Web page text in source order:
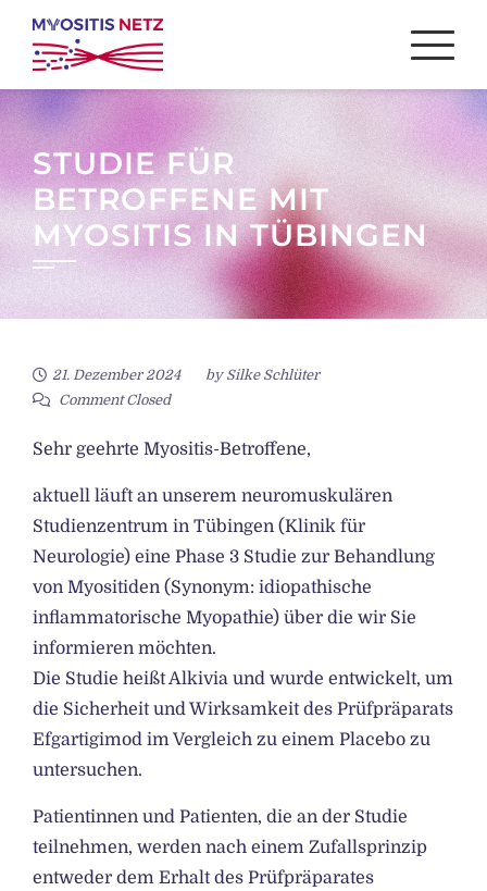
Skip
content
STUDIE FÜR
BETROFFENE MIT
MYOSITIS IN TÜBINGEN
21. Dezember 2024 by Silke Schlüter
Comment Closed
Sehr geehrte Myositis-Betroffene,
aktuell läuft an unserem neuromuskulären
Studienzentrum in Tübingen (Klinik für
Neurologie) eine Phase 3 Studie zur Behandlung
von Myositiden (Synonym: idiopathische
inflammatorische Myopathie) über die wir Sie
informieren möchten.
Die Studie heißt Alkivia und wurde entwickelt, um
die Sicherheit und Wirksamkeit des Prüfpräparats
Efgartigimod im Vergleich zu einem Placebo zu
untersuchen.
Patientinnen und Patienten, die an der Studie
teilnehmen, werden nach einem Zufallsprinzip
entweder dem Erhalt des Prüfpräparates